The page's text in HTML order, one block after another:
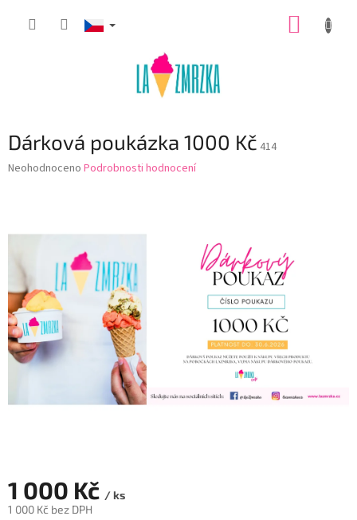
Dárková poukázka 1000 Kč 414
Průměrné
hvězdiček.
Neohodnoceno Podrobnosti hodnocení
1 000 Kč / ks
1 000 Kč bez DPH